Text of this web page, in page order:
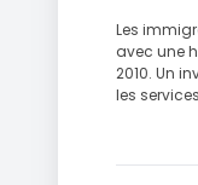
Les
avec une
2010. Un
les